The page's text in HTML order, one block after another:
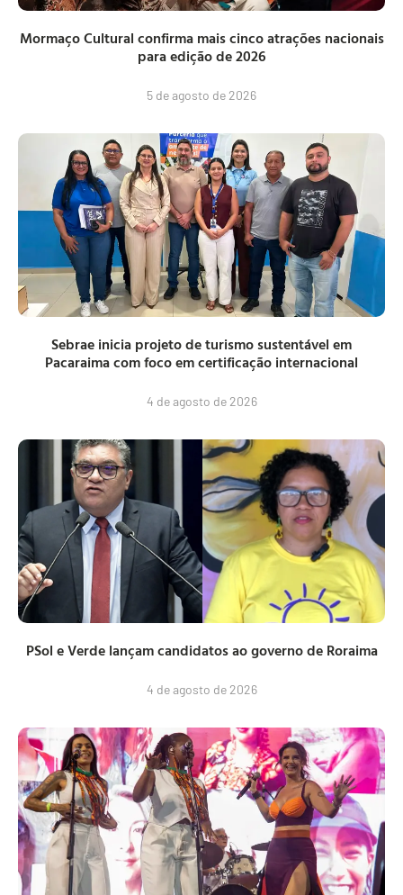
Mormaço Cultural confirma mais cinco atrações nacionais
para edição de 2026
5 de agosto de 2026
Sebrae inicia projeto de turismo sustentável em
Pacaraima com foco em certificação internacional
4 de agosto de 2026
PSol e Verde lançam candidatos ao governo de Roraima
4 de agosto de 2026